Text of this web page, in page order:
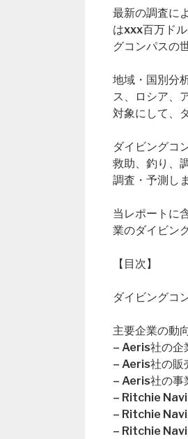
最新の調査に
はxxx百万ド
グコンパスの
地域・国別分
ス、ロシア、
対象にして、
ダイビングコ
救助、釣り、
調査・予測し
当レポートに
業のダイビン
【目次】
ダイビングコ
主要企業の動
– Aeris社の企
– Aeris社の販
– Aeris社の事
– Ritchie
– Ritchie
– Ritchie